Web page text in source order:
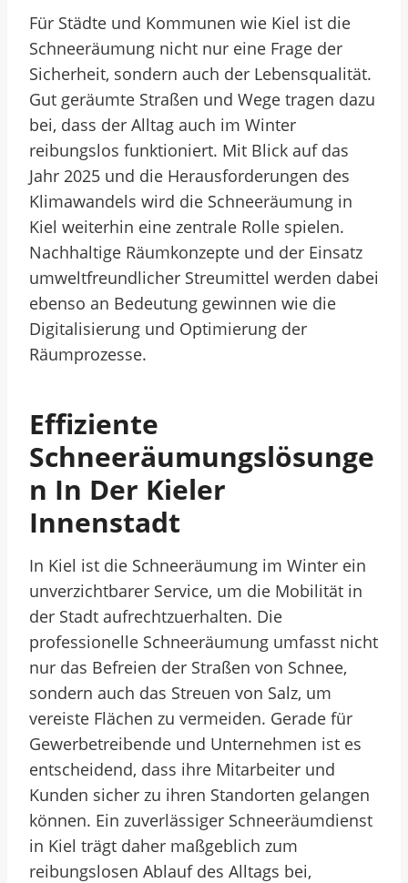
Für Städte und Kommunen wie Kiel ist die
Schneeräumung nicht nur eine Frage der
Sicherheit, sondern auch der Lebensqualität.
Gut geräumte Straßen und Wege tragen dazu
bei, dass der Alltag auch im Winter
reibungslos funktioniert. Mit Blick auf das
Jahr 2025 und die Herausforderungen des
Klimawandels wird die Schneeräumung in
Kiel weiterhin eine zentrale Rolle spielen.
Nachhaltige Räumkonzepte und der Einsatz
umweltfreundlicher Streumittel werden dabei
ebenso an Bedeutung gewinnen wie die
Digitalisierung und Optimierung der
Räumprozesse.
Effiziente
Schneeräumungslösunge
N In Der Kieler
Innenstadt
In Kiel ist die Schneeräumung im Winter ein
unverzichtbarer Service, um die Mobilität in
der Stadt aufrechtzuerhalten. Die
professionelle Schneeräumung umfasst nicht
nur das Befreien der Straßen von Schnee,
sondern auch das Streuen von Salz, um
vereiste Flächen zu vermeiden. Gerade für
Gewerbetreibende und Unternehmen ist es
entscheidend, dass ihre Mitarbeiter und
Kunden sicher zu ihren Standorten gelangen
können. Ein zuverlässiger Schneeräumdienst
in Kiel trägt daher maßgeblich zum
reibungslosen Ablauf des Alltags bei,